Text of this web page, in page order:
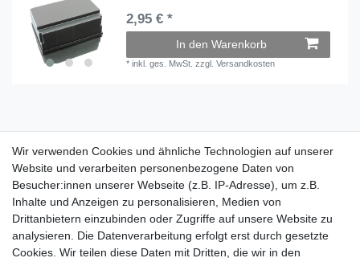
2,95 € *
In den Warenkorb
*inkl. ges. MwSt. zzgl.Versandkosten
Wir verwenden Cookies und ähnliche Technologien auf unserer
Website und verarbeiten personenbezogene Daten von
Besucher:innen unserer Webseite (z.B. IP-Adresse), um z.B.
Inhalte und Anzeigen zu personalisieren, Medien von
Drittanbietern einzubinden oder Zugriffe auf unsere Website zu
analysieren. Die Datenverarbeitung erfolgt erst durch gesetzte
Cookies. Wir teilen diese Daten mit Dritten, die wir in den
Impressum Daten­schutz­erklärung AGB
Wir verwenden Cookies und ähnliche Technologien auf unserer
Website und verarbeiten personenbezogene Daten von
Besucher:innen unserer Webseite (z.B. IP-Adresse), um z.B.
Inhalte und Anzeigen zu personalisieren, Medien von
Drittanbietern einzubinden oder Zugriffe auf unsere Website zu
analysieren. Die Datenverarbeitung erfolgt erst durch gesetzte
Cookies. Wir teilen diese Daten mit Dritten, die wir in den